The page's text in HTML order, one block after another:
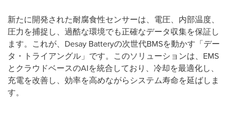
新たに開発された耐腐食性センサーは、電圧、内部温度、
圧力を捕捉し、過酷な環境でも正確なデータ収集を保証し
ます。これが、Desay Batteryの次世代BMSを動かす「デー
タ・トライアングル」です。このソリューションは、EMS
とクラウドベースのAIを統合しており、冷却を最適化し、
充電を改善し、効率を高めながらシステム寿命を延ばしま
す。